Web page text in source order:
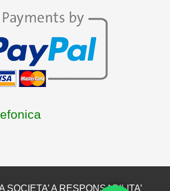
SOCIETA’ A RESPONSABILITA’